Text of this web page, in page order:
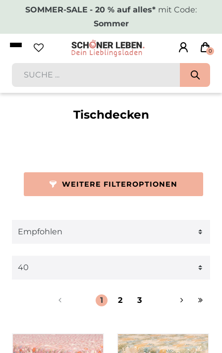
SOMMER-SALE - 20 % auf alles* mit Code:
Sommer
0
Tischdecken
WEITERE FILTEROPTIONEN
1 2 3